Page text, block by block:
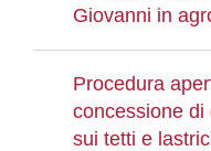
Giovanni in
Procedura
concessione di
sui tetti e